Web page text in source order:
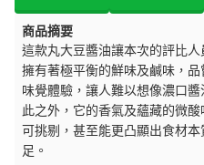
商品摘要
這款丸大豆醬油讓本次的評比
擁有著極平衡的鮮味及鹹味，
味覺體驗，讓人難以想像濃口
此之外，它的香氣及蘊藏的微
可挑剔，甚至能更凸顯出食材
足。